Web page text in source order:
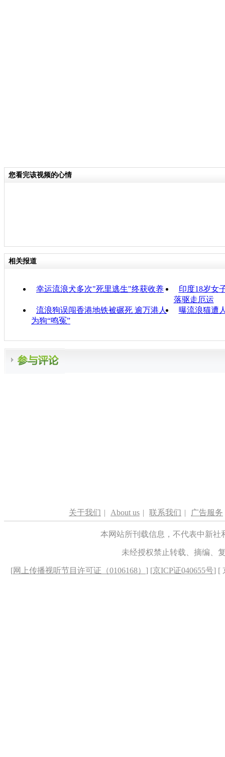
您看完该视频的心情
相关报道
幸运流浪犬多次"死里逃生"终获收养
印度18岁女
落驱走厄运
流浪狗误闯香港地铁被碾死 逾万港人
为狗“鸣冤”
曝流浪猫遭
关于我们 | About us | 联系我们 | 广告服务
本网站所刊载信息，不代表中新
未经授权禁止转载、摘编、
[网上传播视听节目许可证（0106168） ] [京ICP证040655号] [